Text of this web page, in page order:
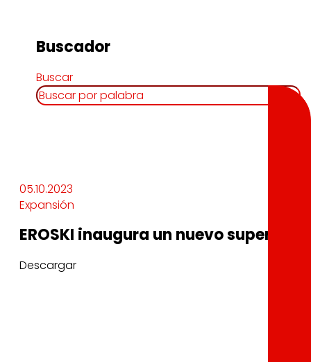
Buscador
Buscar
05.10.2023
Expansión
EROSKI inaugura un nuevo
Descargar